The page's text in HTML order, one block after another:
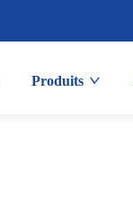
Produits